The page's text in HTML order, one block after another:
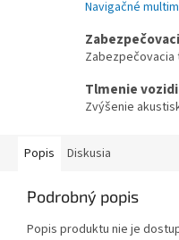
Navigačné
Tlmenie
Zvýšenie
Popis Diskusia
Podrobný popis
Popis produktu nie je